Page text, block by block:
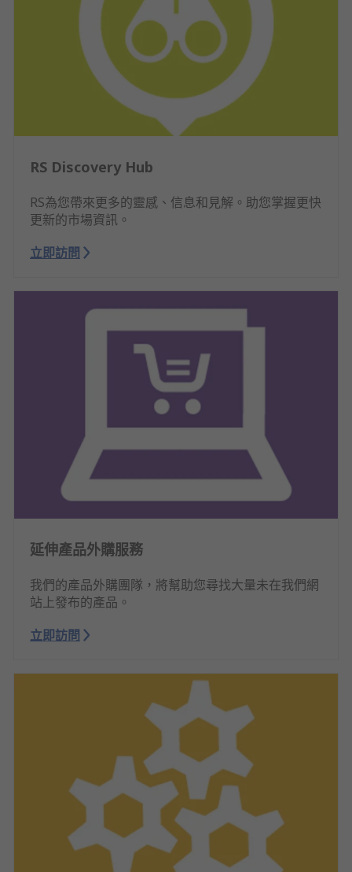
RS Discovery Hub
RS為您帶來更多的靈感、信息和見解。助您掌握更快
更新的市場資訊。
立即訪問
延伸產品外購服務
我們的產品外購團隊，將幫助您尋找大量未在我們網
站上發布的產品。
立即訪問